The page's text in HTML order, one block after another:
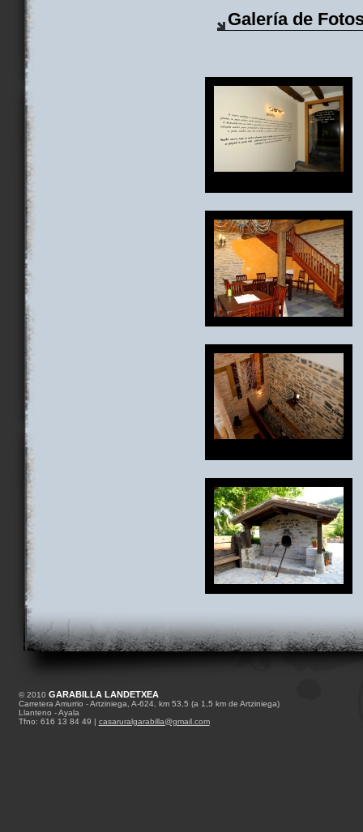
Galería de
© 2010 GARABILLA LANDETXEA
Carretera Amurrio - Artziniega, A-624, km 53,5 (a 1,5 km de Artziniega)
Llanteno - Ayala
Tfno: 616 13 84 49 | casaruralgarabilla@gmail.com